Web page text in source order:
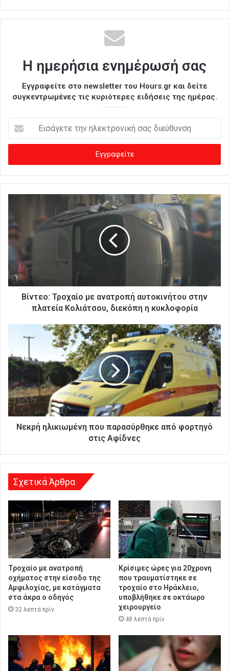
Η ημερήσια ενημέρωσή σας
Εγγραφείτε στο newsletter του Hours.gr και δείτε
συγκεντρωμένες τις κυριότερες ειδήσεις της ημέρας.
σ
γ
ε
η
ν
η
κ
τ
ή
σ
α
ς
δ
ι
ε
ν
Βίντεο: Τροχαίο με ανατροπή αυτοκινήτου στην
πλατεία Κολιάτσου, διεκόπη η κυκλοφορία
Νεκρή ηλικιωμένη που παρασύρθηκε από φορτηγό
στις Αφίδνες
Σχετικά Άρθρα
Τροχαίο με ανατροπή
οχήματος στην είσοδο της
Αμφιλοχίας, με κατάγματα
στα άκρα ο οδηγός
32 λεπτά πρίν
Κρίσιμες ώρες για 20χρονη
που τραυματίστηκε σε
τροχαίο στο Ηράκλειο,
υποβλήθηκε σε οκτάωρο
χειρουργείο
48 λεπτά πρίν